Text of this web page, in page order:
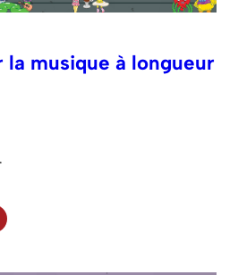
la musique à longueur